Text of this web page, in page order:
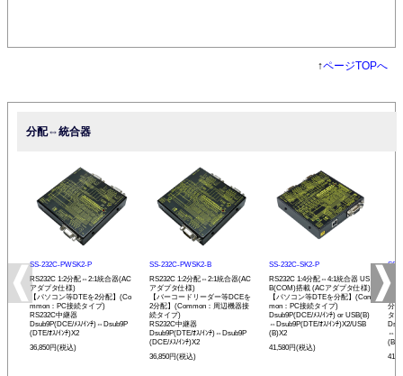
↑ページTOPへ
分配⇔統合器
SS-232C-PWSK2-P
RS232C 1:2分配⇔2:1統合器(AC
アダプタ仕様)
【パソコン等DTEを2分配】(Co
mmon：PC接続タイプ)
RS232C中継器
Dsub9P(DCE/ﾒｽ/ｲﾝﾁ)⇔Dsub9P
(DTE/ｵｽ/ｲﾝﾁ)X2
36,850円(税込)
SS-232C-PWSK2-B
RS232C 1:2分配⇔2:1統合器(AC
アダプタ仕様)
【バーコードリーダー等DCEを
2分配】(Common：周辺機器接
続タイプ)
RS232C中継器
Dsub9P(DTE/ｵｽ/ｲﾝﾁ)⇔Dsub9P
(DCE/ﾒｽ/ｲﾝﾁ)X2
36,850円(税込)
SS-232C-SK2-P
RS232C 1:4分配⇔4:1統合器 US
B(COM)搭載 (ACアダプタ仕様)
【パソコン等DTEを分配】(Com
mon：PC接続タイプ)
Dsub9P(DCE/ﾒｽ/ｲﾝﾁ) or USB(B)
⇔Dsub9P(DTE/ｵｽ/ｲﾝﾁ)X2/USB
(B)X2
41,580円(税込)
SS-
分
タ